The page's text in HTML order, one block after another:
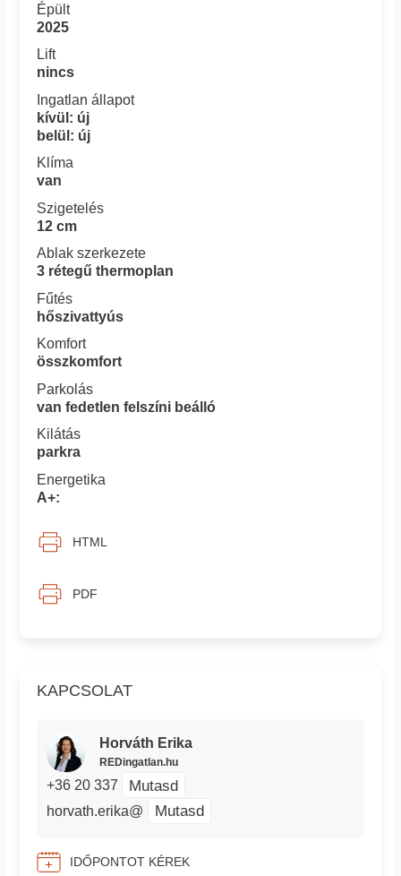
KAPCSOLAT
Horváth Erika
REDingatlan.hu
+36 20 337 Mutasd
horvath.erika@ Mutasd
IDŐPONTOT KÉREK
Épült
2025
Lift
nincs
Ingatlan állapot
kívül: új
belül: új
Klíma
van
Szigetelés
12 cm
Ablak szerkezete
3 rétegű thermoplan
Fűtés
hőszivattyús
Komfort
összkomfort
Parkolás
van fedetlen felszíni beálló
Kilátás
parkra
Energetika
A+:
HTML
PDF